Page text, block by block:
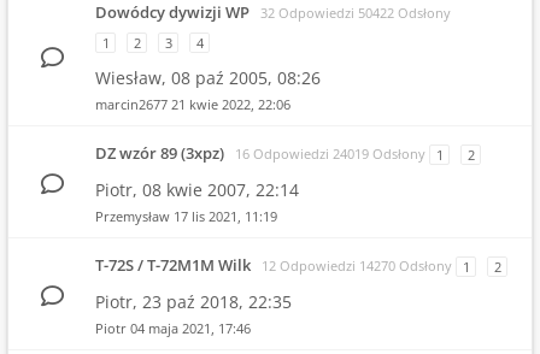
Dowódcy dywizji WP 32 Odpowiedzi 50422 Odsłony
1
2 3 4
Wiesław, 08 paź 2005, 08:26
marcin2677 21 kwie 2022, 22:06
DZ wzór 89 (3xpz) 16 Odpowiedzi 24019 Odsłony 1 2
Piotr, 08 kwie 2007, 22:14
Przemysław 17 lis 2021, 11:19
T-72S / T-72M1M Wilk 12 Odpowiedzi 14270 Odsłony 1 2
Piotr, 23 paź 2018, 22:35
Piotr 04 maja 2021, 17:46